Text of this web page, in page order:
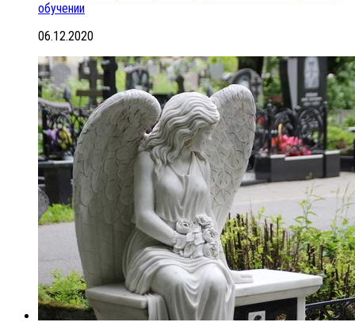
обучении
06.12.2020